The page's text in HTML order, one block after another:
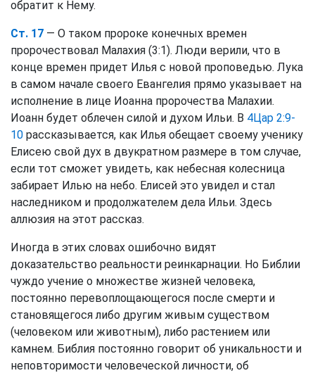
обратит к Нему.
Ст. 17 — О таком пророке конечных времен
пророчествовал Малахия (3:1). Люди верили, что в
конце времен придет Илья с новой проповедью. Лука
в самом начале своего Евангелия прямо указывает на
исполнение в лице Иоанна пророчества Малахии.
Иоанн будет облечен силой и духом Ильи. В 4Цар 2:9-
10 рассказывается, как Илья обещает своему ученику
Елисею свой дух в двукратном размере в том случае,
если тот сможет увидеть, как небесная колесница
забирает Илью на небо. Елисей это увидел и стал
наследником и продолжателем дела Ильи. Здесь
аллюзия на этот рассказ.
Иногда в этих словах ошибочно видят
доказательство реальности реинкарнации. Но Библии
чуждо учение о множестве жизней человека,
постоянно перевоплощающегося после смерти и
становящегося либо другим живым существом
(человеком или животным), либо растением или
камнем. Библия постоянно говорит об уникальности и
неповторимости человеческой личности, об